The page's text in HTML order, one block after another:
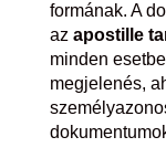
formának. A
az apostille
minden
megjelenés,